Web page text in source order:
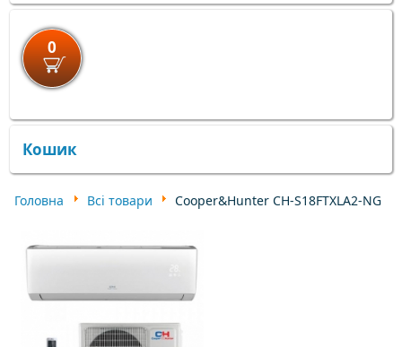
0
×
×
Кошик
Головна Всі товари Cooper&Hunter CH-S18FTXLA2-NG